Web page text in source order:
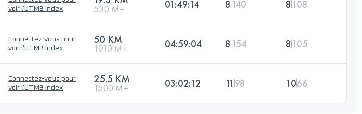
voir l'UTMB Index
530 M+ 01:49:14 8 140 8 108
Connectez-vous pour
voir l'UTMB Index
50 KM
1010 M+ 04:59:04 8 154 8 105
Connectez-vous pour
voir l'UTMB Index
25.5 KM
1500 M+ 03:02:12 11 98 1066